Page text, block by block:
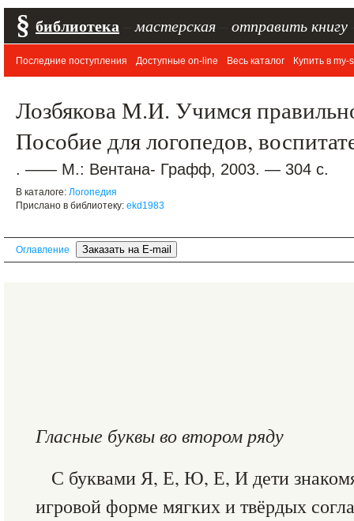
§ библиотека мастерская отправить книгу
Последние поступления Доступные on-line Весь каталог Купить в my-
Лозбякова М.И. Учимся
Пособие для логопедов,
. —— М.: Вентана- Графф, 2003. — 304 с.
В каталоге: Логопедия
Прислано в библиотеку: ekd1983
Оглавление
Гласные буквы во втором ряду
С буквами Я, Е, Ю, Е, И дети
игровой форме мягких и твёрдых